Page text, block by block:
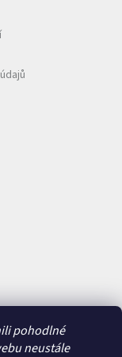
pohodlné
neustále